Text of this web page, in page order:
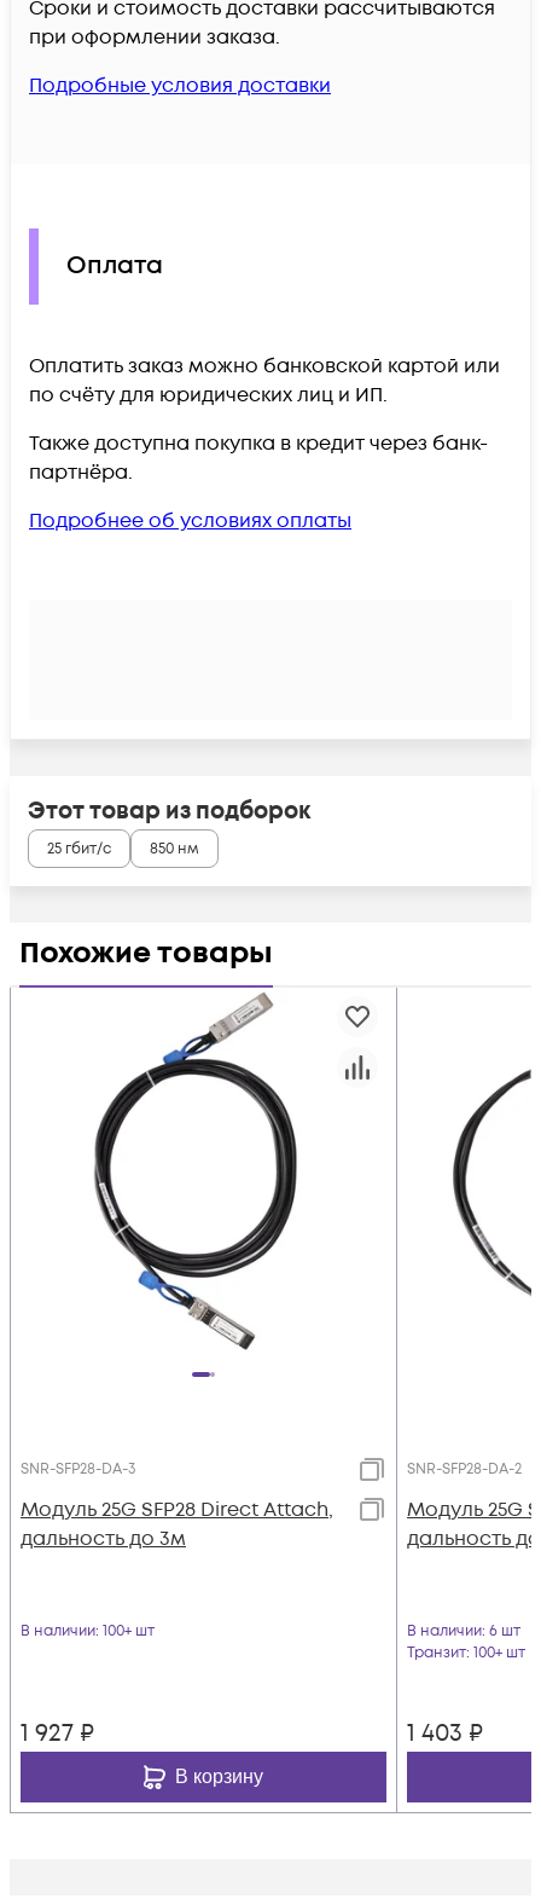
Сроки и стоимость доставки рассчитываются
при оформлении заказа.
Подробные условия доставки
Оплата
Оплатить заказ можно банковской картой или
по счёту для юридических лиц и ИП.
Также доступна покупка в кредит через банк-
партнёра.
Подробнее об условиях оплаты
Этот товар из подборок
25 гбит/с 850 нм
Похожие товары
SNR-SFP28-DA-3
Модуль 25G SFP28 Direct Attach,
дальность до 3м
В наличии: 100+ шт
1 927 ₽
В корзину
SNR-SFP28-DA-2
Модуль 25G
дальность
В наличии: 6 шт
Транзит: 100+ шт
1 403 ₽